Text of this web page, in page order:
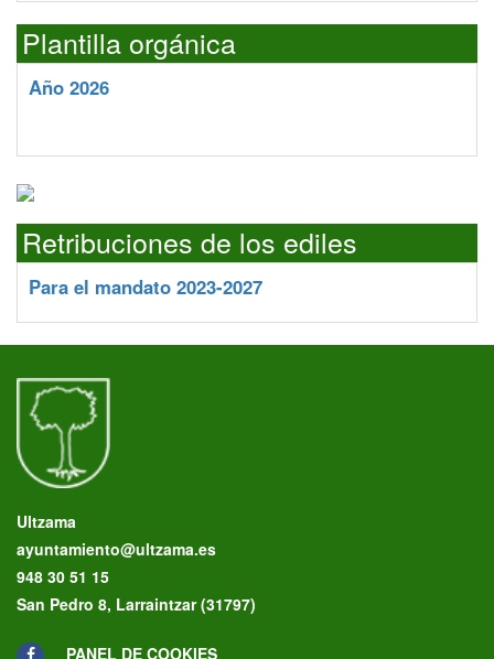
Plantilla orgánica
Año 2026
Retribuciones de los ediles
Para el mandato 2023-2027
Ultzama
ayuntamiento@ultzama.es
948 30 51 15
San Pedro 8, Larraintzar (31797)
PANEL DE COOKIES